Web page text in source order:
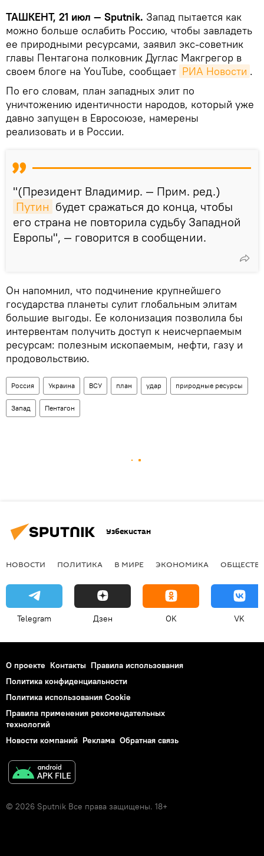
ТАШКЕНТ, 21 июл — Sputnik. Запад пытается как
можно больше ослабить Россию, чтобы завладеть
ее природными ресурсами, заявил экс-советник
главы Пентагона полковник Дуглас Макгрегор в
своем блоге на YouTube, сообщает РИА Новости .
По его словам, план западных элит по
уничтожению идентичности народов, который уже
давно запущен в Евросоюзе, намерены
реализовать и в России.
"(Президент Владимир. — Прим. ред.)
Путин будет сражаться до конца, чтобы
его страна не повторила судьбу Западной
Европы", — говорится в сообщении.
Он напомнил, что подчинение крупнейшего
государства планеты сулит глобальным элитам
большие выгоды. Ее колонизация позволила бы
интервентам получить доступ к неисчерпаемым
ресурсам: полезным ископаемым, нефти, газу и
продовольствию.
Россия Украина ВСУ план удар природные ресурсы
Запад Пентагон
Узбекистан
НОВОСТИ ПОЛИТИКА В МИРЕ ЭКОНОМИКА
Telegram Дзен OK VK
О проекте Контакты Правила использования
Политика конфиденциальности
Политика использования Cookie
Правила применения рекомендательных
технологий
Новости компаний Реклама Обратная связь
© 2026 Sputnik Все права защищены. 18+